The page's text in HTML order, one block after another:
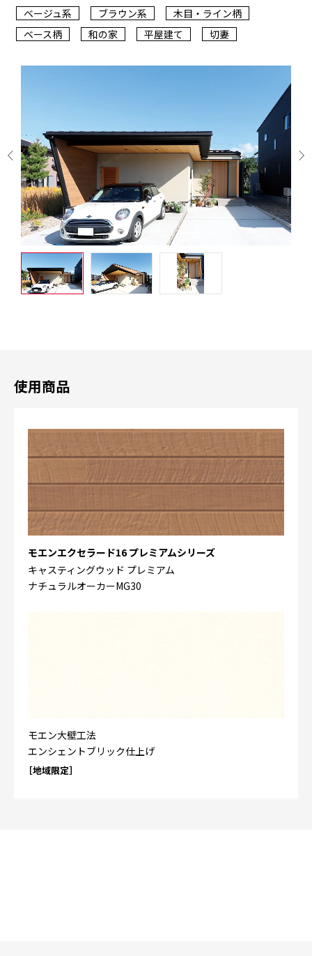
ベージュ系
ブラウン系
木目・ライン柄
ベース柄
和の家 平屋建て 切妻
使用商品
モエンエクセラード16 プレミアムシリーズ
キャスティングウッド プレミアム
ナチュラルオーカーMG30
モエン大壁工法
エンシェントブリック仕上げ
［地域限定］